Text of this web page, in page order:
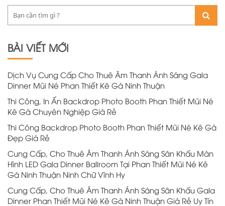
BÀI VIẾT MỚI
Dịch Vụ Cung Cấp Cho Thuê Âm Thanh Ánh Sáng Gala
Dinner Mũi Né Phan Thiết Kê Gà Ninh Thuận
Thi Công, In Ấn Backdrop Photo Booth Phan Thiết Mũi Né
Kê Gà Chuyên Nghiệp Giá Rẻ
Thi Công Backdrop Photo Booth Phan Thiết Mũi Né Kê Gà
Đẹp Giá Rẻ
Cung Cấp, Cho Thuê Âm Thanh Ánh Sáng Sân Khấu Màn
Hình LED Gala Dinner Ballroom Tại Phan Thiết Mũi Né Kê
Gà Ninh Thuận Ninh Chữ Vĩnh Hy
Cung Cấp, Cho Thuê Âm Thanh Ánh Sáng Sân Khấu Gala
Dinner Phan Thiết Mũi Né Kê Gà Ninh Thuận Giá Rẻ Uy Tín